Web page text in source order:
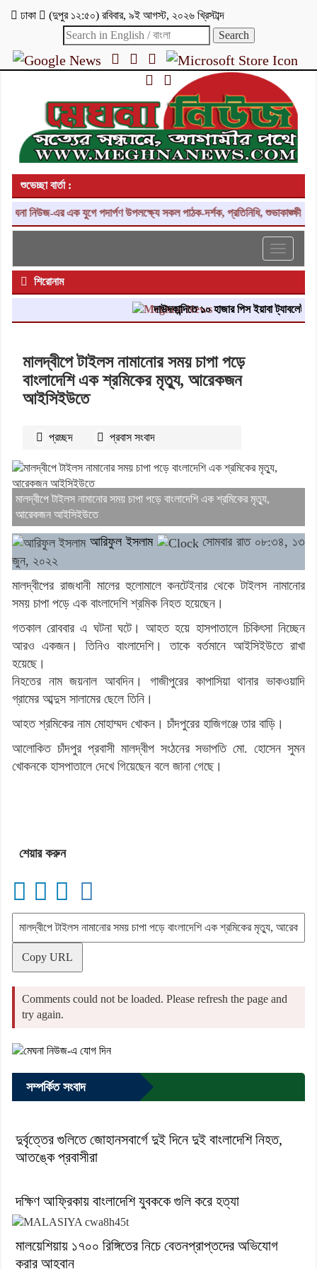
ঢাকা (দুপুর ১২:৫০) রবিবার, ৯ই আগস্ট, ২০২৬ খ্রিস্টাব্দ
শুভেচ্ছা বার্তা :
নিউজ-এর এক যুগে পদার্পণ উপলক্ষ্যে সকল পাঠক-দর্শক, প্রতিনিধি, শুভাকাঙ্ক্ষী,
Toggle
শিরোনাম
দাউদকান্দিতে ১০ হাজার পিস ইয়াবা ট্যাবলেট
মালদ্বীপে টাইলস নামানোর সময় চাপা পড়ে
বাংলাদেশি এক শ্রমিকের মৃত্যু, আরেকজন
আইসিইউতে
প্রচ্ছদ প্রবাস সংবাদ
মালদ্বীপে টাইলস নামানোর সময় চাপা পড়ে বাংলাদেশি এক শ্রমিকের মৃত্যু,
আরেকজন আইসিইউতে
আরিফুল ইসলাম
সোমবার রাত ০৮:৩৪, ১৩
জুন, ২০২২
মালদ্বীপের রাজধানী মালের হুলোমালে কনটেইনার থেকে টাইলস নামানোর
সময় চাপা পড়ে এক বাংলাদেশি শ্রমিক নিহত হয়েছেন।
গতকাল রোববার এ ঘটনা ঘটে। আহত হয়ে হাসপাতালে চিকিৎসা নিচ্ছেন
আরও একজন। তিনিও বাংলাদেশি। তাকে বর্তমানে আইসিইউতে রাখা
হয়েছে।
নিহতের নাম জয়নাল আবদিন। গাজীপুরের কাপাসিয়া থানার ভাকওয়াদি
গ্রামের আব্দুস সালামের ছেলে তিনি।
আহত শ্রমিকের নাম মোহাম্মদ খোকন। চাঁদপুরের হাজিগঞ্জে তার বাড়ি।
আলোকিত চাঁদপুর প্রবাসী মালদ্বীপ সংঠনের সভাপতি মো. হোসেন সুমন
খোকনকে হাসপাতালে দেখে গিয়েছেন বলে জানা গেছে।
শেয়ার করুন
Copy URL
Comments could not be loaded. Please refresh the page and
try again.
সম্পর্কিত সংবাদ
দুর্বৃত্তের গুলিতে জোহানসবার্গে দুই দিনে দুই বাংলাদেশি নিহত,
আতঙ্কে প্রবাসীরা
দক্ষিণ আফ্রিকায় বাংলাদেশি যুবককে গুলি করে হত্যা
মালয়েশিয়ায় ১৭০০ রিঙ্গিতের নিচে বেতনপ্রাপ্তদের অভিযোগ
করার আহ্বান